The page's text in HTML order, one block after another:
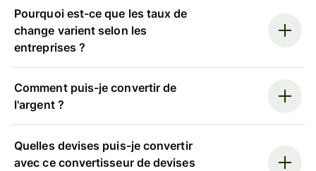
Pourquoi est-ce que les taux de
change varient selon les
entreprises ?
Comment puis-je convertir de
l'argent ?
Quelles devises puis-je convertir
avec ce convertisseur de devises